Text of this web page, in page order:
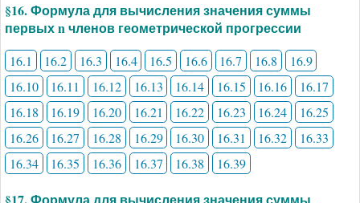
§16. Формула для вычисления значения суммы
первых n членов геометрической прогрессии
16.1 16.2 16.3 16.4 16.5 16.6 16.7 16.8
16.9
16.10
16.11 16.12 16.13 16.14 16.15 16.16
16.17
16.18
16.19 16.20 16.21 16.22 16.23 16.24
16.25
16.26
16.27 16.28 16.29 16.30 16.31 16.32
16.33
16.34
16.35 16.36 16.37 16.38 16.39